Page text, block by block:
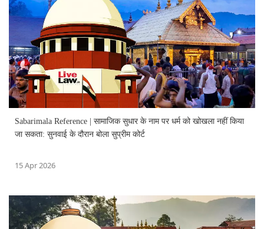
Sabarimala Reference | सामाजिक सुधार के नाम पर धर्म को खोखला नहीं किया
जा सकता: सुनवाई के दौरान बोला सुप्रीम कोर्ट
15 Apr 2026